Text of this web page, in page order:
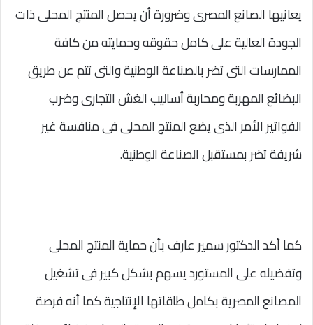
يعانيها الصانع المصرى وضرورة أن يحصل المنتج المحلى ذات
الجودة العالية على كامل حقوقه وحمايته من كافة
الممارسات التى تضر بالصناعة الوطنية والتى تتم عن طريق
البضائع المهربة ومحاربة أساليب الغش التجارى وضرب
الفواتير الأمر الذى يضع المنتج المحلى فى منافسة غير
شريفة تضر بمستقبل الصناعة الوطنية.
كما أكد الدكتور سمير عارف بأن حماية المنتج المحلى
وتفضيله على المستورد يسهم بشكل كبير فى تشغيل
المصانع المصرية بكامل طاقاتها الإنتاجية كما أنه فرصة